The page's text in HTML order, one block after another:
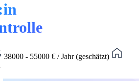
38000 - 55000 € / Jahr (geschätzt)